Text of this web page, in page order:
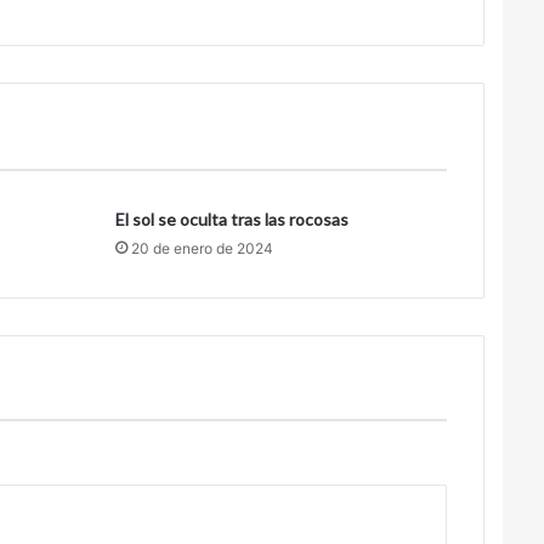
El sol se oculta tras las rocosas
20 de enero de 2024